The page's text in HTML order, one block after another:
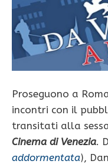
Proseguono a
incontri con il
transitati alla
Cinema di Venezia.
addormentata),